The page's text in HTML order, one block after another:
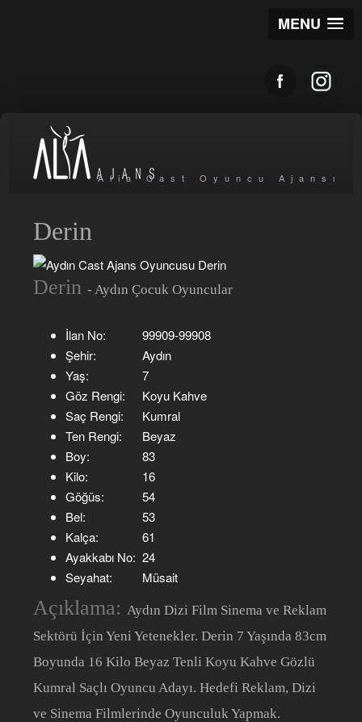
MENU
Alia Cast Oyuncu Ajansı
Derin
Derin- Aydın Çocuk Oyuncular
İlan No:
99909-99908
Şehir:
Aydın
Yaş:
7
Göz Rengi:
Koyu Kahve
Saç Rengi:
Kumral
Ten Rengi:
Beyaz
Boy:
83
Kilo:
16
Göğüs:
54
Bel:
53
Kalça:
61
Ayakkabı No: 24
Seyahat:
Müsait
Açıklama: Aydın Dizi Film Sinema ve Reklam
Sektörü İçin Yeni Yetenekler. Derin 7 Yaşında 83cm
Boyunda 16 Kilo Beyaz Tenli Koyu Kahve Gözlü
Kumral Saçlı Oyuncu Adayı. Hedefi Reklam, Dizi
ve Sinema Filmlerinde Oyunculuk Yapmak.